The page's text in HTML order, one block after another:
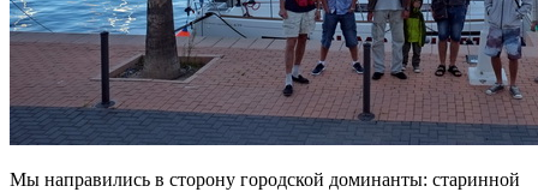
Мы направились в сторону городской доминанты: старинной